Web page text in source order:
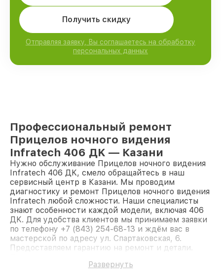
Получить скидку
Отправляя заявку, Вы соглашаетесь на обработку
персональных данных
Профессиональный ремонт
Прицелов ночного видения
Infratech 406 ДK — Казани
Нужно обслуживание Прицелов ночного видения
Infratech 406 ДK, смело обращайтесь в наш
сервисный центр в Казани. Мы проводим
диагностику и ремонт Прицелов ночного видения
Infratech любой сложности. Наши специалисты
знают особенности каждой модели, включая 406
ДK. Для удобства клиентов мы принимаем заявки
по телефону +7 (843) 254-68-13 и ждём вас в
мастерской по адресу ул. Спартаковская, 6.
Предоставляем гарантию на ремонт и детали.
Развернуть